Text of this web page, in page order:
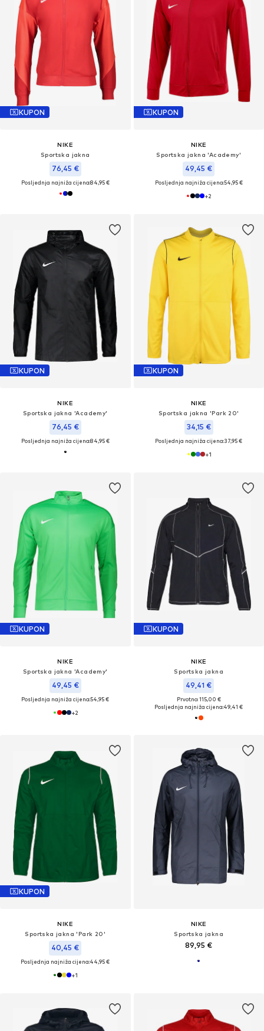
KUPON
NIKE
Sportska jakna
76,45 €
Posljednja najniža cijena:84,95 €
KUPON
NIKE
Sportska jakna 'Academy'
49,45 €
Posljednja najniža cijena:54,95 €
+2
KUPON
NIKE
Sportska jakna 'Academy'
76,45 €
Posljednja najniža cijena:84,95 €
KUPON
NIKE
Sportska jakna 'Park 20'
34,15 €
Posljednja najniža cijena:37,95 €
+1
KUPON
NIKE
Sportska jakna 'Academy'
49,45 €
Posljednja najniža cijena:54,95 €
+2
KUPON
NIKE
Sportska jakna
49,41 €
Prvotno: 115,00 €
Posljednja najniža cijena:49,41 €
KUPON
NIKE
Sportska jakna 'Park 20'
40,45 €
Posljednja najniža cijena:44,95 €
+1
NIKE
Sportska jakna
89,95 €